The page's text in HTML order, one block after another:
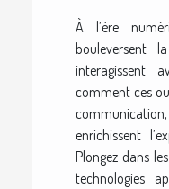
À l’ère
bouleversent
interagissent
comment ces
enrichissent
Plongez dans
technologies